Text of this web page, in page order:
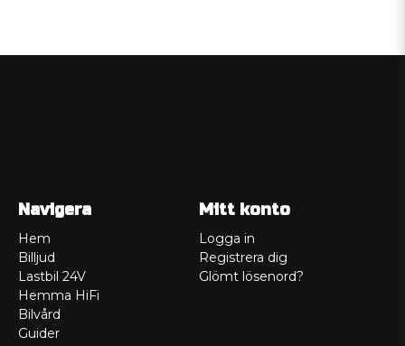
Navigera
Hem
Billjud
Lastbil 24V
Hemma HiFi
Bilvård
Guider
Mitt konto
Logga in
Registrera dig
Glömt lösenord?